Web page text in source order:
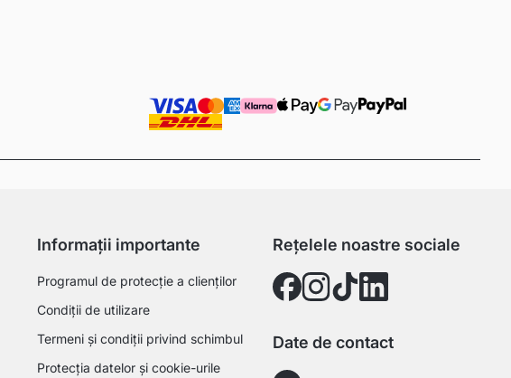
Informații importante
Programul de protecție a clienților
Condiții de utilizare
Termeni și condiții privind schimbul
Protecția datelor și cookie-urile
Rețelele noastre sociale
Date de contact